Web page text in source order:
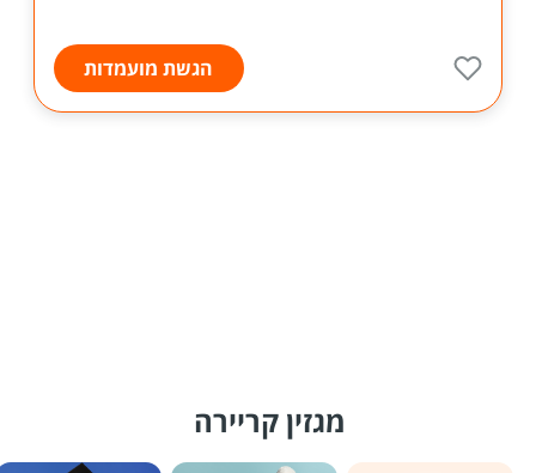
הגשת מועמדות
מגזין קריירה